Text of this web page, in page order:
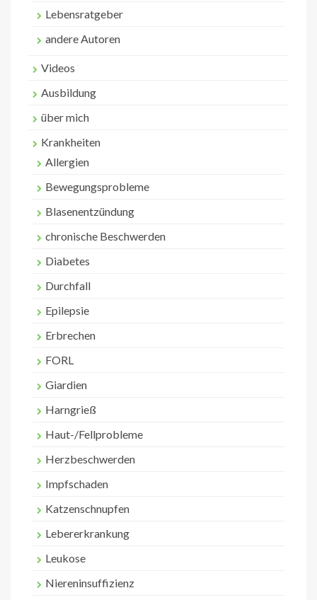
Lebensratgeber
andere Autoren
Videos
Ausbildung
über mich
Krankheiten
Allergien
Bewegungsprobleme
Blasenentzündung
chronische Beschwerden
Diabetes
Durchfall
Epilepsie
Erbrechen
FORL
Giardien
Harngrieß
Haut-/Fellprobleme
Herzbeschwerden
Impfschaden
Katzenschnupfen
Lebererkrankung
Leukose
Niereninsuffizienz